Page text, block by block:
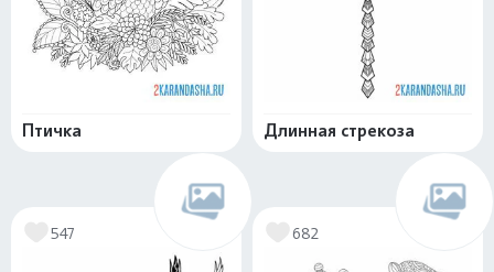
Птичка Длинная стрекоза
547 682